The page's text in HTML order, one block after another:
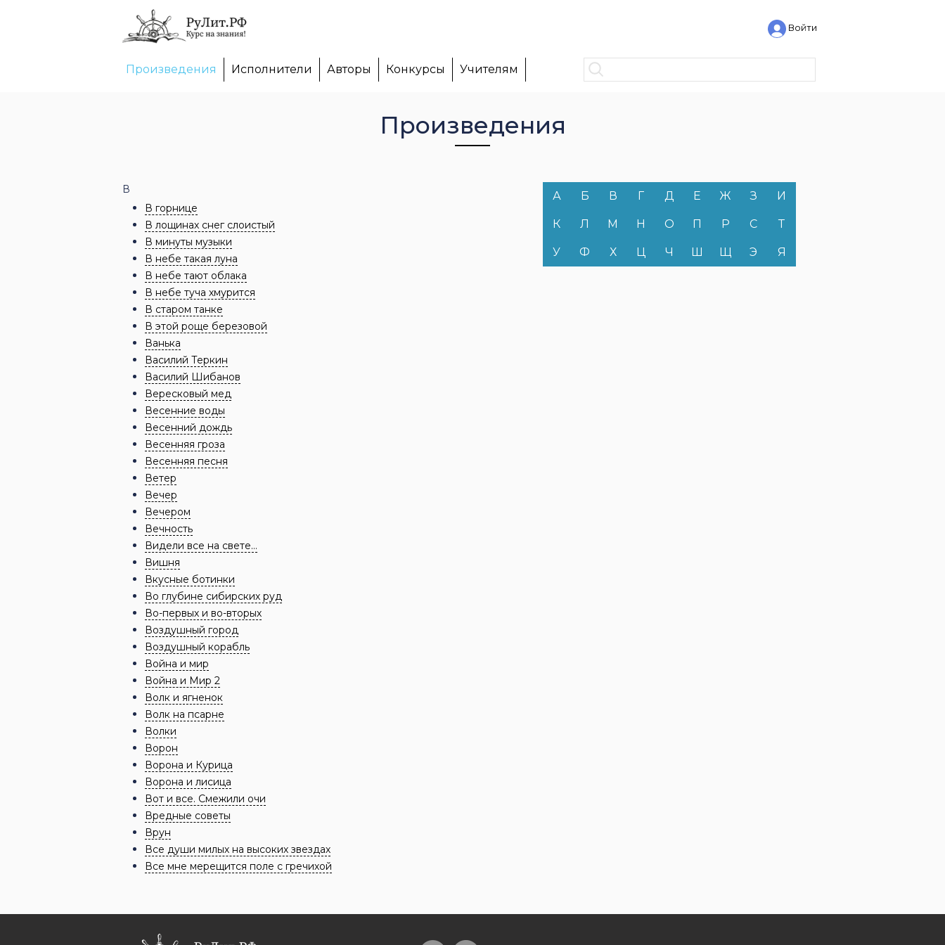
Войти
Произведения Исполнители Авторы Конкурсы Учителям
Произведения
В
В горнице
В лощинах снег слоистый
В минуты музыки
В небе такая луна
В небе тают облака
В небе туча хмурится
В старом танке
В этой роще березовой
Ванька
Василий Теркин
Василий Шибанов
Вересковый мед
Весенние воды
Весенний дождь
Весенняя гроза
Весенняя песня
Ветер
Вечер
Вечером
Вечность
Видели все на свете…
Вишня
Вкусные ботинки
Во глубине сибирских руд
Во-первых и во-вторых
Воздушный город
Воздушный корабль
Война и мир
Война и Мир 2
Волк и ягненок
Волк на псарне
Волки
Ворон
Ворона и Курица
Ворона и лисица
Вот и все. Смежили очи
Вредные советы
Врун
Все души милых на высоких звездах
Все мне мерещится поле с гречихой
А Б В Г Д Е Ж З И
К Л М Н О П Р С Т
У Ф Х Ц Ч Ш Щ Э Я